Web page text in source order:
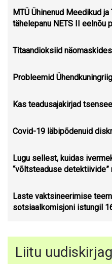
MTÜ Ühinenud Meedikud
tähelepanu NETS II eelnõu
Titaandioksiid näomaskides
Probleemid
Kas teadusajakirjad
Covid-19 läbipõdenuid
Lugu sellest, kuidas
“võltsteaduse detektiivide”
Laste vaktsineerimise
sotsiaalkomisjoni istungil
Liitu